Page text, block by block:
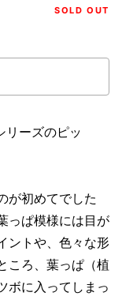
SOLD OUT
リーズのピッ
が初めてでした
っぱ模様には目が
ントや、色々な形
ころ、葉っぱ（植
ボに入ってしまっ